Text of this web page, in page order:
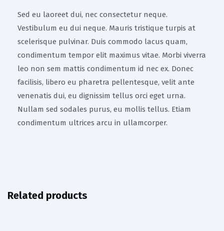
Sed eu laoreet dui, nec consectetur neque.
Vestibulum eu dui neque. Mauris tristique turpis at
scelerisque pulvinar. Duis commodo lacus quam,
condimentum tempor elit maximus vitae. Morbi viverra
leo non sem mattis condimentum id nec ex. Donec
facilisis, libero eu pharetra pellentesque, velit ante
venenatis dui, eu dignissim tellus orci eget urna.
Nullam sed sodales purus, eu mollis tellus. Etiam
condimentum ultrices arcu in ullamcorper.
Related products